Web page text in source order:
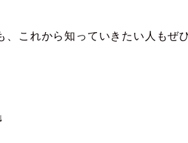
、これから知っていきたい人もぜ